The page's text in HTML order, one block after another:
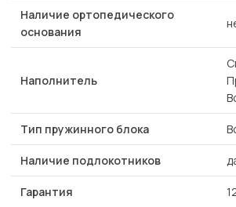
Наличие ортопедического
основания
Наполнитель
Тип пружинного блока
Наличие подлокотников
Гарантия